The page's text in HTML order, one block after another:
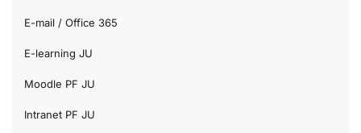
E-mail / Office 365
E-learning JU
Moodle PF JU
Intranet PF JU